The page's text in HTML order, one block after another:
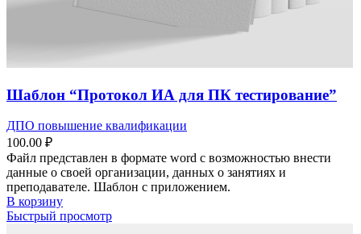
Шаблон “Протокол ИА для ПК тестирование”
ДПО повышение квалификации
100.00 ₽
Файл представлен в формате word с возможностью внести
данные о своей организации, данных о занятиях и
преподавателе. Шаблон с приложением.
В корзину
Быстрый просмотр